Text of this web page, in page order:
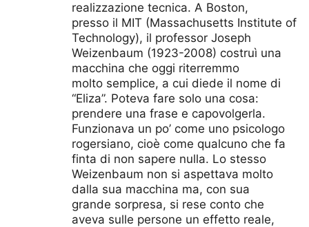
realizzazione tecnica. A Boston,
presso il MIT (Massachusetts Institute of
Technology), il professor Joseph
Weizenbaum (1923-2008) costruì una
macchina che oggi riterremmo
molto semplice, a cui diede il nome di
“Eliza”. Poteva fare solo una cosa:
prendere una frase e capovolgerla.
Funzionava un po’ come uno psicologo
rogersiano, cioè come qualcuno che fa
finta di non sapere nulla. Lo stesso
Weizenbaum non si aspettava molto
dalla sua macchina ma, con sua
grande sorpresa, si rese conto che
aveva sulle persone un effetto reale,